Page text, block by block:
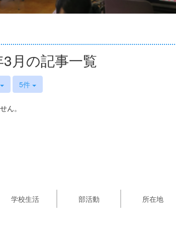
月の記事一覧
5件
ん。
学校生活 部活動 所在地